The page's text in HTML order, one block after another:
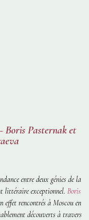
Boris Pasternak et
entre deux génies de la
littéraire exceptionnel. Boris
effet rencontrés à Moscou en
découverts à travers